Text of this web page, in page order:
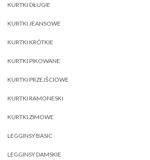
KURTKI DŁUGIE
KURTKI JEANSOWE
KURTKI KRÓTKIE
KURTKI PIKOWANE
KURTKI PRZEJŚCIOWE
KURTKI RAMONESKI
KURTKI ZIMOWE
LEGGINSY BASIC
LEGGINSY DAMSKIE